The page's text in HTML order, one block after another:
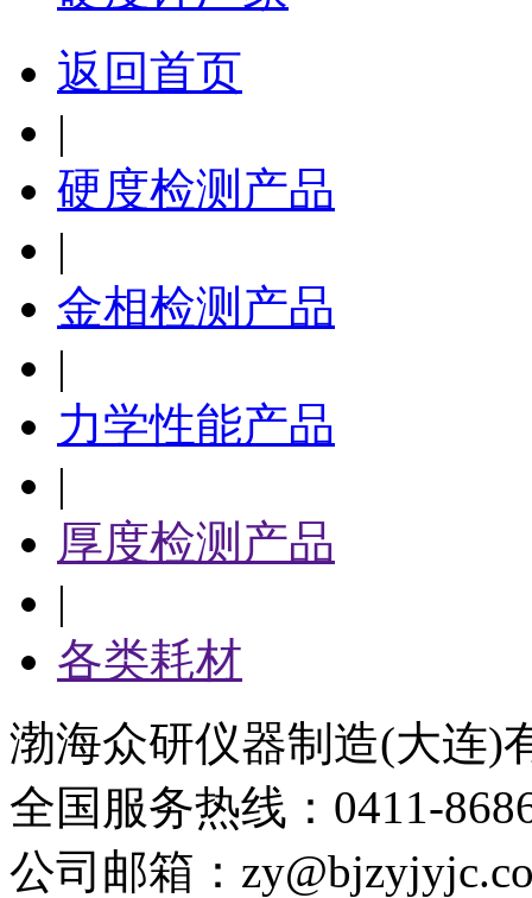
ZHBS-3000FAV 视觉
返回首页
|
硬度检测产品
|
金相检测产品
|
力学性能产品
|
厚度检测产品
|
各类耗材
渤海众研仪器制造(大连)
全国服务热线：0411-
公司邮箱：